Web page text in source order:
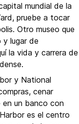
mundial de la
pruebe a tocar
Otro museo que
y lugar de
la vida y carrera de
y National
cenar
un banco con
es el centro